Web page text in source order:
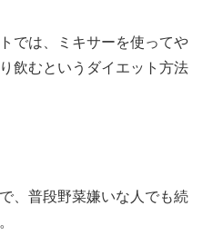
では、ミキサーを使ってや
飲むというダイエット方法
、普段野菜嫌いな人でも続